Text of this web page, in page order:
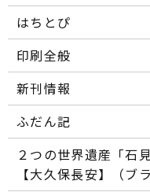
はちとぴ
印刷全般
新刊情報
ふだん記
２つの世界遺産「石
【大久保長安】（ブ